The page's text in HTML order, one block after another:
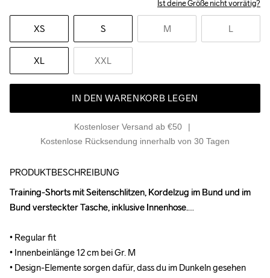
Ist deine Größe nicht vorrätig?
XS S M L
XL XXL
IN DEN WARENKORB LEGEN
Kostenloser Versand ab €50
Kostenlose Rücksendung innerhalb von 30 Tagen
PRODUKTBESCHREIBUNG
Training-Shorts mit Seitenschlitzen, Kordelzug im Bund und im
Bund versteckter Tasche, inklusive Innenhose.
• Regular fit
• Innenbeinlänge 12 cm bei Gr. M
• Design-Elemente sorgen dafür, dass du im Dunkeln gesehen
Training-Shorts mit Seitenschlitzen, Kordelzug im Bund und im
Bund versteckter Tasche, inklusive Innenhose.
• Regular fit
• Innenbeinlänge 12 cm bei Gr. M
• Design-Elemente sorgen dafür, dass du im Dunkeln gesehen